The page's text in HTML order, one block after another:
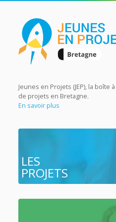
Jeunes en Projets (JEP), la
de projets en Bretagne.
En savoir plus
LES
PROJETS